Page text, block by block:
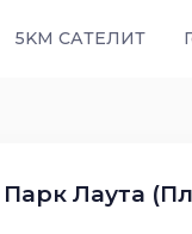
5KM САТЕЛИТ
Парк Лаута